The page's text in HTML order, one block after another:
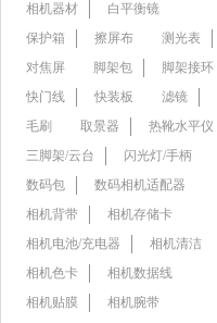
相机器材
白平衡镜
保护箱
擦屏布
测光表
对焦屏
脚架包
脚架接环
快门线
快装板
滤镜
毛刷
取景器
热靴水平仪
三脚架/云台
闪光灯/手柄
数码包
数码相机适配器
相机背带
相机存储卡
相机电池/充电器
相机清洁
相机色卡
相机数据线
相机贴膜
相机腕带